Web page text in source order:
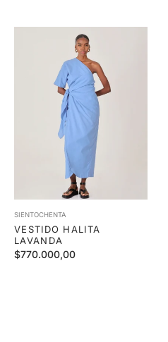
SIENTOCHENTA
VESTIDO HALITA
LAVANDA
Precio
$770.000,00